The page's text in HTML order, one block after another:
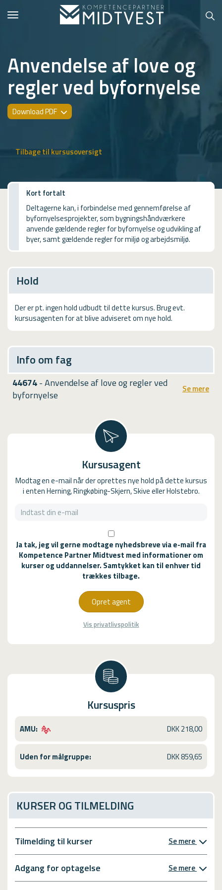
Hvem er vi?
Kontakt konsulent
ONLINE
USMA
Videoguides
Anvendelse af love og
regler ved byfornyelse
Download PDF
Tilbage til kursusoversigt
Kort fortalt
Deltagerne kan, i forbindelse med gennemførelse af
byfornyelsesprojekter, som bygningshåndværkere
anvende gældende regler for byfornyelse og udvikling af
byer, samt gældende regler for miljø og arbejdsmiljø.
Hold
Der er pt. ingen hold udbudt til dette kursus. Brug evt.
kursusagenten for at blive adviseret om nye hold.
Info om fag
44674- Anvendelse af love og regler ved
byfornyelse
Se mere
Kursusagent
Modtag en e-mail når der oprettes nye hold på dette kursus
i enten Herning, Ringkøbing-Skjern, Skive eller Holstebro.
Ja tak, jeg vil gerne modtage nyhedsbreve via e-mail fra
Kompetence Partner Midtvest med informationer om
kurser og uddannelser. Samtykket kan til enhver tid
trækkes tilbage.
Opret agent
Vis privatlivspolitik
Kursuspris
AMU: DKK 218,00
Uden for målgruppe: DKK 859,65
KURSER OG TILMELDING
Tilmelding til kurser Se mere
Adgang for optagelse Se mere